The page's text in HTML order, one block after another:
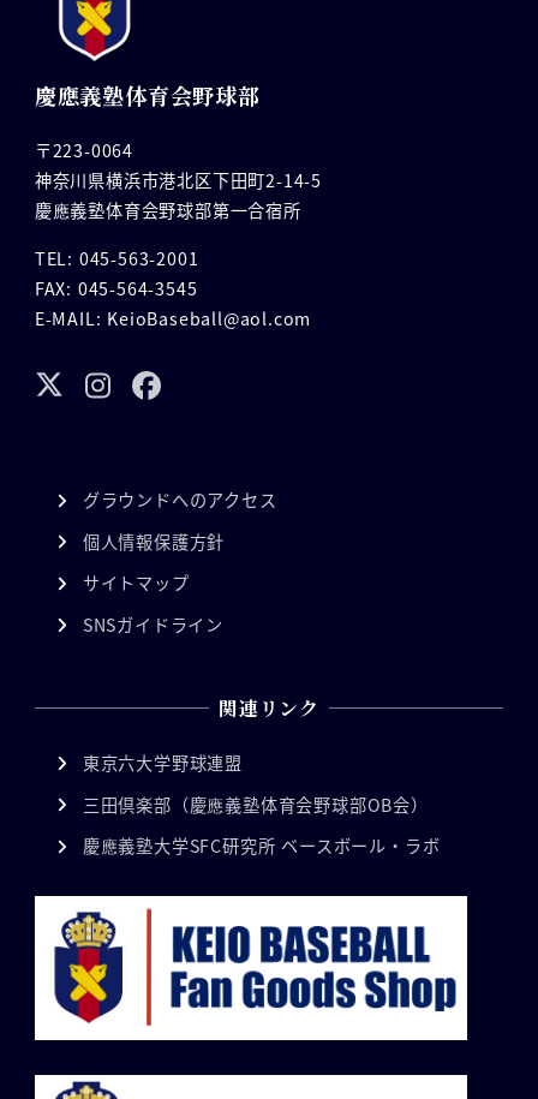
慶應義塾体育会野球部
〒223-0064
神奈川県横浜市港北区下田町2-14-5
慶應義塾体育会野球部第一合宿所
TEL: 045-563-2001
FAX: 045-564-3545
E-MAIL: KeioBaseball@aol.com
グラウンドへのアクセス
個人情報保護方針
サイトマップ
SNSガイドライン
関連リンク
東京六大学野球連盟
三田倶楽部（慶應義塾体育会野球部OB会）
慶應義塾大学SFC研究所 ベースボール・ラボ